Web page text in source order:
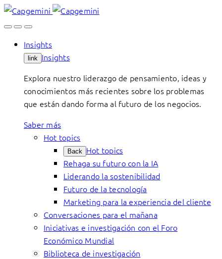
Skip
to
Insights
link Insights
Explora nuestro liderazgo de pensamiento, ideas y
conocimientos más recientes sobre los problemas
que están dando forma al futuro de los negocios.
Saber más
Hot topics
Back Hot topics
Rehaga su futuro con la IA
Liderando la sostenibilidad
Futuro de la tecnología
Marketing para la experiencia del cliente
Conversaciones para el mañana
Iniciativas e investigación con el Foro
Económico Mundial
Biblioteca de investigación